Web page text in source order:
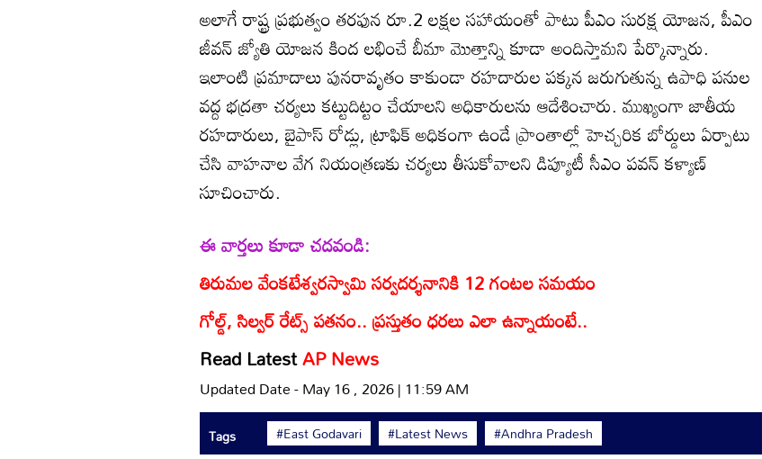
అలాగే రాష్ట్ర ప్రభుత్వం తరఫున రూ.2 లక్షల సహాయంతో పాటు పీఎం సురక్ష యోజన, పీఎం
జీవన్ జ్యోతి యోజన కింద లభించే బీమా మొత్తాన్ని కూడా అందిస్తామని పేర్కొన్నారు.
ఇలాంటి ప్రమాదాలు పునరావృతం కాకుండా రహదారుల పక్కన జరుగుతున్న ఉపాధి పనుల
వద్ద భద్రతా చర్యలు కట్టుదిట్టం చేయాలని అధికారులను ఆదేశించారు. ముఖ్యంగా జాతీయ
రహదారులు, బైపాస్ రోడ్లు, ట్రాఫిక్ అధికంగా ఉండే ప్రాంతాల్లో హెచ్చరిక బోర్డులు ఏర్పాటు
చేసి వాహనాల వేగ నియంత్రణకు చర్యలు తీసుకోవాలని డిప్యూటీ సీఎం పవన్ కళ్యాణ్
సూచించారు.
ఈ వార్తలు కూడా చదవండి:
తిరుమల వేంకటేశ్వరస్వామి సర్వదర్శనానికి 12 గంటల సమయం
గోల్డ్, సిల్వర్ రేట్స్ పతనం.. ప్రస్తుతం ధరలు ఎలా ఉన్నాయంటే..
Read LatestAP News
Updated Date - May 16 , 2026 | 11:59 AM
Tags #East Godavari #Latest News #Andhra Pradesh